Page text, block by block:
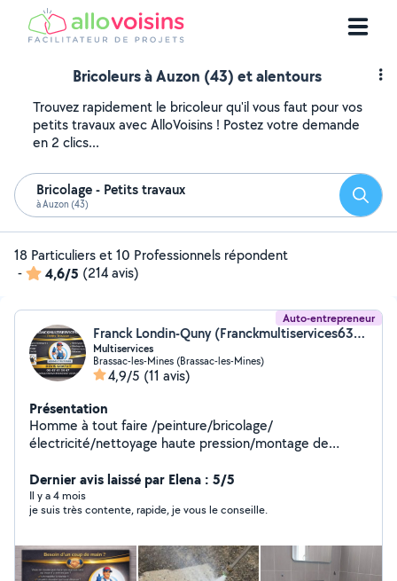
Bricoleurs à Auzon (43) et alentours
Trouvez rapidement le bricoleur qu'il vous faut pour vos
petits travaux avec AlloVoisins ! Postez votre demande
en 2 clics...
Bricolage - Petits travaux
à Auzon (43)
18 Particuliers et 10 Professionnels répondent
-
4,6/5 (214 avis)
Auto-entrepreneur
Franck Londin-Quny (Franckmultiservices63@outlook.fr)
Multiservices
Brassac-les-Mines (Brassac-les-Mines)
4,9/5 (11 avis)
Présentation
Homme à tout faire /peinture/bricolage/
électricité/nettoyage haute pression/montage de
vos travaux seul ou vous n'y arrivez pas un meuble à
monté?, un petit chantier qui vous dépasse?.je vous
accompagne et vous aide dans vos petit travaux du
Dernier avis laissé par Elena : 5/5
Il y a 4 mois
je suis très contente, rapide, je vous le conseille.